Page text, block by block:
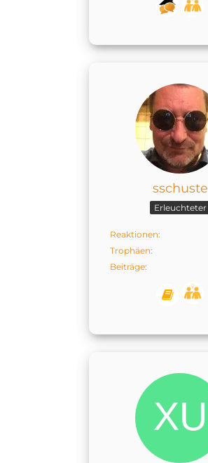
sschuste
Erleuchteter
Reaktionen
Trophäen
Beiträge